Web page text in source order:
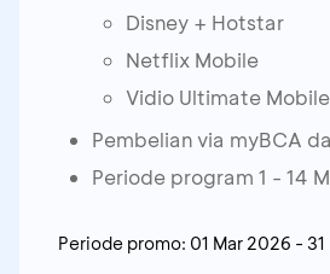
Disney + Hotstar
Netflix Mobile
Vidio Ultimate Mobile
Pembelian via myBCA
Periode program 1 - 14
Periode promo: 01 Mar 2026 -